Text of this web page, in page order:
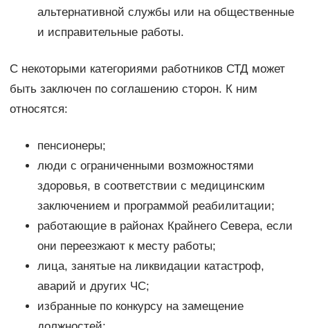
альтернативной службы или на общественные
и исправительные работы.
С некоторыми категориями работников СТД может
быть заключен по соглашению сторон. К ним
относятся:
пенсионеры;
люди с ограниченными возможностями
здоровья, в соответствии с медицинским
заключением и программой реабилитации;
работающие в районах Крайнего Севера, если
они переезжают к месту работы;
лица, занятые на ликвидации катастроф,
аварий и других ЧС;
избранные по конкурсу на замещение